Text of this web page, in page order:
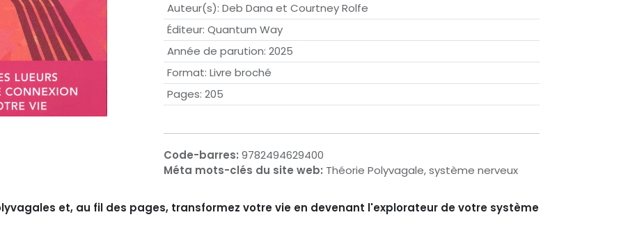
Auteur(s): Deb Dana et Courtney Rolfe
Éditeur: Quantum Way
Année de parution: 2025
Format: Livre broché
Pages: 205
Code-barres: 9782494629400
Méta mots-clés du site web: Théorie Polyvagale, système nerveux
et, au fil des pages, transformez votre vie en devenant l'explorateur de votre système